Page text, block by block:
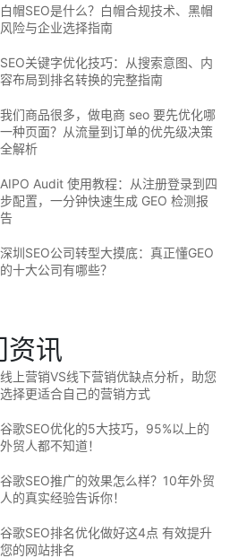
白帽SEO是什么？白帽合规技术、黑帽
风险与企业选择指南
SEO关键字优化技巧：从搜索意图、内
容布局到排名转换的完整指南
我们商品很多，做电商 seo 要先优化哪
一种页面？从流量到订单的优先级决策
全解析
AIPO Audit 使用教程：从注册登录到四
步配置，一分钟快速生成 GEO 检测报
告
深圳SEO公司转型大摸底：真正懂GEO
的十大公司有哪些？
资讯
线上营销VS线下营销优缺点分析，助您
选择更适合自己的营销方式
谷歌SEO优化的5大技巧，95%以上的
外贸人都不知道！
谷歌SEO推广的效果怎么样？10年外贸
人的真实经验告诉你！
谷歌SEO排名优化做好这4点 有效提升
您的网站排名